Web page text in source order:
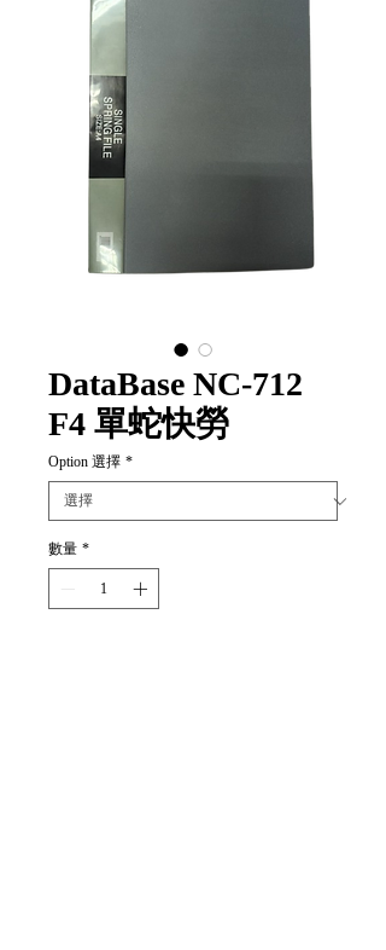
DataBase NC-712
F4 單蛇快勞
Option 選擇 *
數量 *